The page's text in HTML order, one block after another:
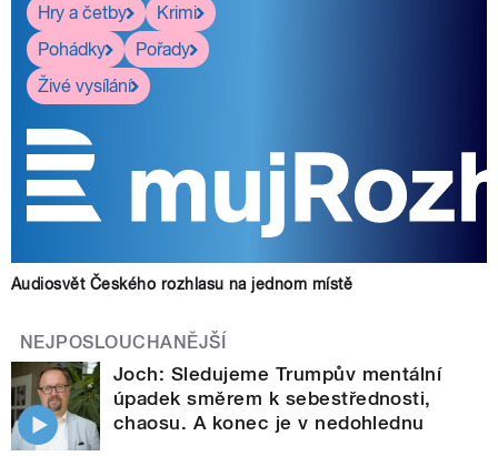
Hry a četby
Krimi
Pohádky
Pořady
Živé vysílání
Audiosvět Českého rozhlasu na jednom místě
NEJPOSLOUCHANĚJŠÍ
Joch: Sledujeme Trumpův mentální
úpadek směrem k sebestřednosti,
chaosu. A konec je v nedohlednu